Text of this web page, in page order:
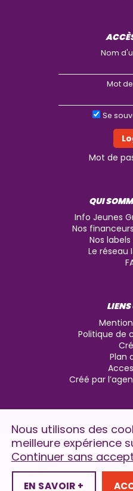
Nom
Mot
Se
Mot de
QUI
Info Jeunes
Nos
Nos
Le réseau
LIENS
Politique de
Plan
Créé par
Nous utilisons des
meilleure expérience
Continuer sans
EN SAVOIR +